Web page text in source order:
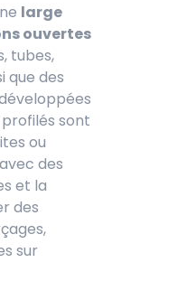
large
ouvertes
tubes,
que des
sont
ou
des
et la
des
sur